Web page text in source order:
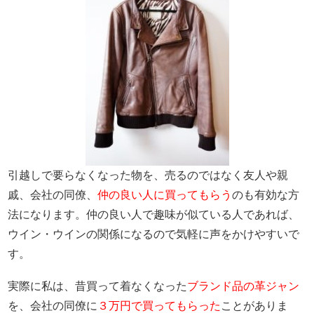
引越しで要らなくなった物を、売るのではなく友人や親
戚、会社の同僚、仲の良い人に買ってもらうのも有効な方
法になります。仲の良い人で趣味が似ている人であれば、
ウイン・ウインの関係になるので気軽に声をかけやすいで
す。
実際に私は、昔買って着なくなったブランド品の革ジャン
を、会社の同僚に ３万円で買ってもらった ことがありま